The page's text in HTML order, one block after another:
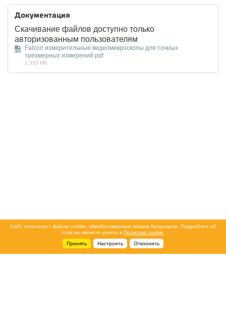
Документация
Скачивание файлов доступно только
авторизованным пользователям
Falcon измерительные видеомикроскопы для точных
трехмерных измерений.pdf
1.333 Мб
Сайт использует файлы cookie, обрабатываемые вашим браузером. Подробнее об
этом вы можете узнать в Политике cookie
Принять
Настроить Отклонить